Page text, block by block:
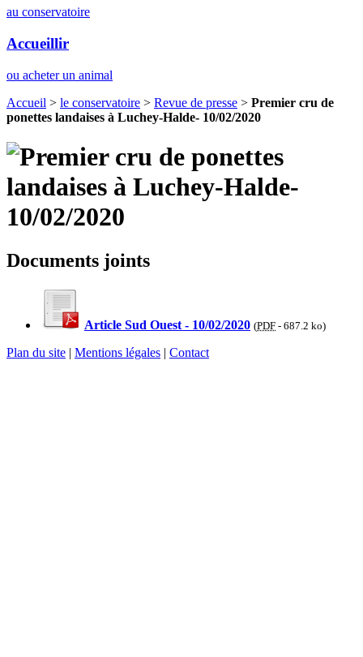
au conservatoire
Accueillir
ou acheter un animal
Accueil > le conservatoire > Revue de presse > Premier cru de
ponettes landaises à Luchey-Halde- 10/02/2020
Documents joints
Article Sud Ouest - 10/02/2020 (PDF - 687.2 ko)
Plan du site | Mentions légales | Contact